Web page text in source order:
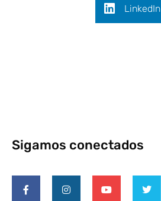
LinkedIn
Sigamos conectados